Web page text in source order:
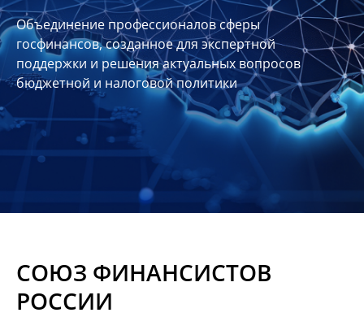
Совет
Союза
Участники
Планы
отчеты
Контакты
Материалы
Объединение профессионалов сферы
госфинансов, созданное для экспертной
поддержки и решения актуальных вопросов
бюджетной и налоговой политики
СОЮЗ ФИНАНСИСТОВ
РОССИИ